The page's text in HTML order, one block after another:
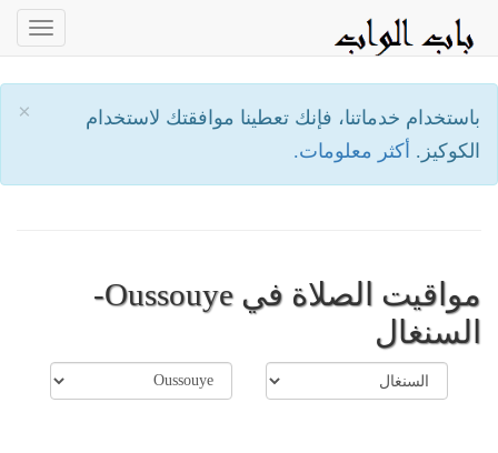
×
باستخدام خدماتنا، فإنك تعطينا موافقتك لاستخدام
الكوكيز. أكثر معلومات.
مواقيت الصلاة في Oussouye-
السنغال